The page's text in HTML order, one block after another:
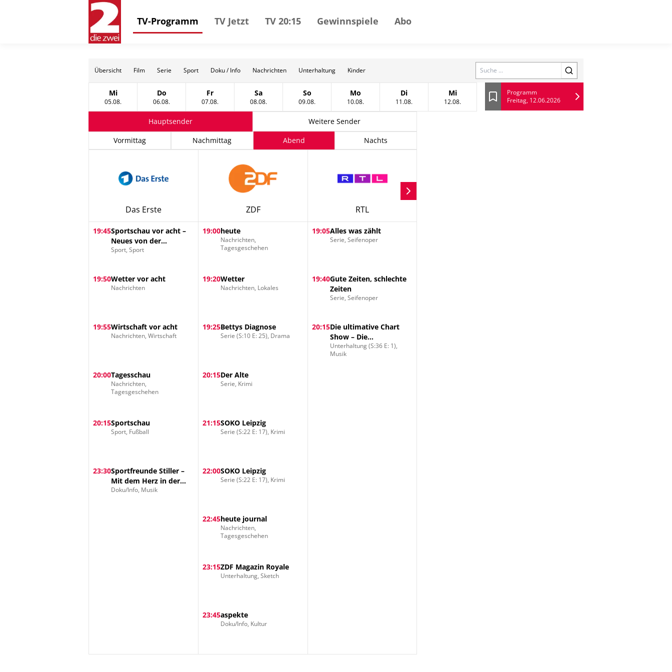
TV-Programm TV Jetzt TV 20:15 Gewinnspiele Abo
Übersicht Film Serie Sport Doku / Info Nachrichten Unterhaltung Kinder Search
Mittwoch, 05 August
Mi
05.08. Donnerstag, 06 August
Do
06.08. Freitag, 07 August
Fr
07.08. Samstag, 08 August
Sa
08.08. Sonntag, 09 August
So
09.08. Montag, 10 August
Mo
10.08. Dienstag, 11 August
Di
11.08. Mittwoch, 12 August
Mi
12.08. Lesezeichen
Programm
Freitag, 12.06.2026
Hauptsender
Weitere Sender
Vormittag
Nachmittag Abend Nachts
Das Erste
19:45Sportschau vor acht –
Neues von der
Nationalmannschaft
Sport, Sport
19:50Wetter vor acht
Nachrichten
19:55Wirtschaft vor acht
Nachrichten, Wirtschaft
20:00Tagesschau
Nachrichten,
Tagesgeschehen
20:15Sportschau
Sport, Fußball
23:30Sportfreunde Stiller –
Mit dem Herz in der
Hand
Doku/Info, Musik
ZDF
19:00heute
Nachrichten,
Tagesgeschehen
19:20Wetter
Nachrichten, Lokales
19:25Bettys Diagnose
Serie (S:10 E: 25), Drama
20:15Der Alte
Serie, Krimi
21:15SOKO Leipzig
Serie (S:22 E: 17), Krimi
22:00SOKO Leipzig
Serie (S:22 E: 17), Krimi
22:45heute journal
Nachrichten,
Tagesgeschehen
23:15ZDF Magazin Royale
Unterhaltung, Sketch
23:45aspekte
Doku/Info, Kultur
RTL
19:05Alles was zählt
Serie, Seifenoper
19:40Gute Zeiten, schlechte
Zeiten
Serie, Seifenoper
20:15Die ultimative Chart
Show – Die
erfolgreichsten Dance
Party Hits aller Zeiten
Unterhaltung (S:36 E: 1),
Musik